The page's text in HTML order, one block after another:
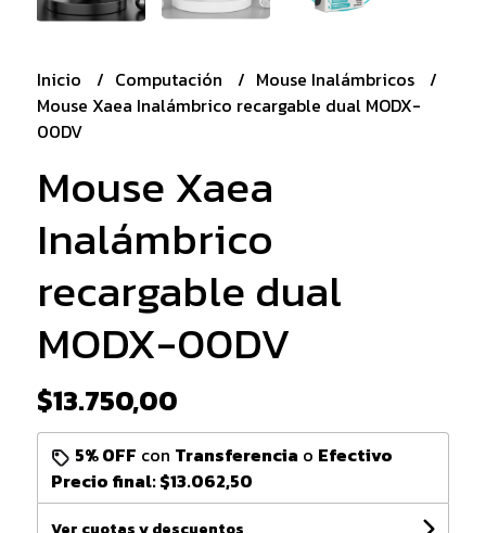
Inicio Computación
Mouse Inalámbricos
Mouse Xaea Inalámbrico recargable dual MODX-
00DV
Mouse Xaea
Inalámbrico
recargable dual
MODX-00DV
$13.750,00
5% OFF con Transferencia o Efectivo
Precio final:$13.062,50